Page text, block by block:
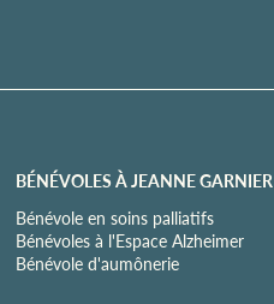
BÉNÉVOLES À JEANNE GARNIER
Bénévole en soins palliatifs
Bénévoles à l'Espace Alzheimer
Bénévole d'aumônerie